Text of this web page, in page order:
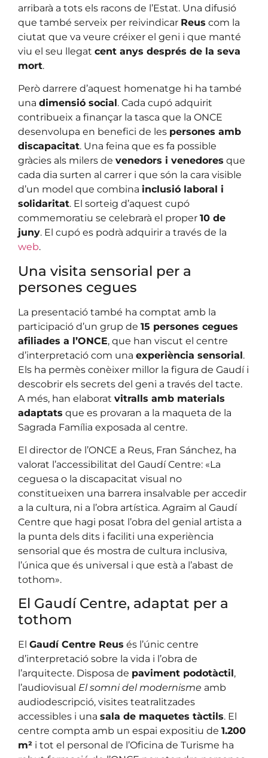
arribarà a tots els racons de l’Estat. Una difusió
que també serveix per reivindicar Reus com la
ciutat que va veure créixer el geni i que manté
viu el seu llegat cent anys després de la seva
mort.
Però darrere d’aquest homenatge hi ha també
una dimensió social. Cada cupó adquirit
contribueix a finançar la tasca que la ONCE
desenvolupa en benefici de les persones amb
discapacitat. Una feina que es fa possible
gràcies als milers de venedors i venedores que
cada dia surten al carrer i que són la cara visible
d’un model que combina inclusió laboral i
solidaritat. El sorteig d’aquest cupó
commemoratiu se celebrarà el proper 10 de
juny. El cupó es podrà adquirir a través de la
web.
Una visita sensorial per a
persones cegues
La presentació també ha comptat amb la
participació d’un grup de 15 persones cegues
afiliades a l’ONCE, que han viscut el centre
d’interpretació com una experiència sensorial.
Els ha permès conèixer millor la figura de Gaudí i
descobrir els secrets del geni a través del tacte.
A més, han elaborat vitralls amb materials
adaptats que es provaran a la maqueta de la
Sagrada Família exposada al centre.
El director de l’ONCE a Reus, Fran Sánchez, ha
valorat l’accessibilitat del Gaudí Centre: «La
ceguesa o la discapacitat visual no
constitueixen una barrera insalvable per accedir
a la cultura, ni a l’obra artística. Agraïm al Gaudí
Centre que hagi posat l’obra del genial artista a
la punta dels dits i faciliti una experiència
sensorial que és mostra de cultura inclusiva,
l’única que és universal i que està a l’abast de
tothom».
El Gaudí Centre, adaptat per a
tothom
El Gaudí Centre Reus és l’únic centre
d’interpretació sobre la vida i l’obra de
l’arquitecte. Disposa de paviment podotàctil,
l’audiovisual El somni del modernisme amb
audiodescripció, visites teatralitzades
accessibles i una sala de maquetes tàctils. El
centre compta amb un espai expositiu de 1.200
m² i tot el personal de l’Oficina de Turisme ha